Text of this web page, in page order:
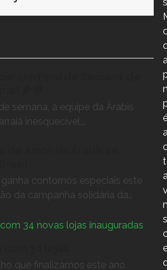
semana, a equipe da Árabis
inesquecível,…
contornos especiais este
da campanha solidária da…
que finalizamos este ano,